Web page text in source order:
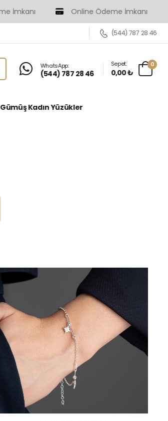
Online Ödeme İmkanı
(544) 787 28 46
WhatsApp:
(544) 787 28 46
Sepet:
0,00 ₺
0
Gümüş Kadın Yüzükler